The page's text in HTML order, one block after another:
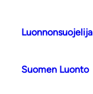
Luonnonsuojelija
Suomen Luonto